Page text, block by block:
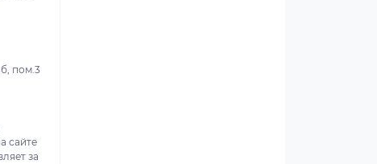
пом.3
сайте
за